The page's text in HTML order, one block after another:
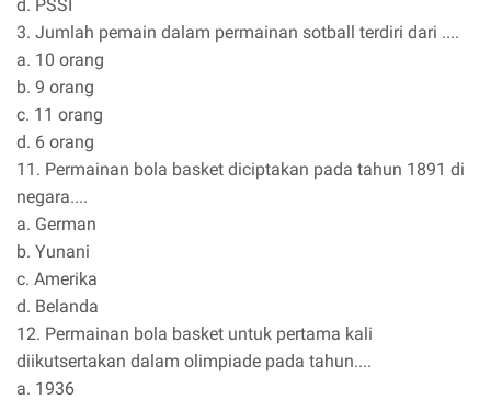
d. PSSI
3. Jumlah pemain dalam permainan sotball terdiri dari ....
a. 10 orang
b. 9 orang
c. 11 orang
d. 6 orang
11. Permainan bola basket diciptakan pada tahun 1891 di
negara....
a. German
b. Yunani
c. Amerika
d. Belanda
12. Permainan bola basket untuk pertama kali
diikutsertakan dalam olimpiade pada tahun....
a. 1936